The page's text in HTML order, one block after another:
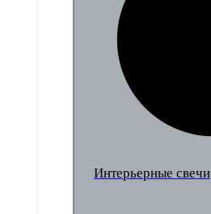
Интерьерные свечи